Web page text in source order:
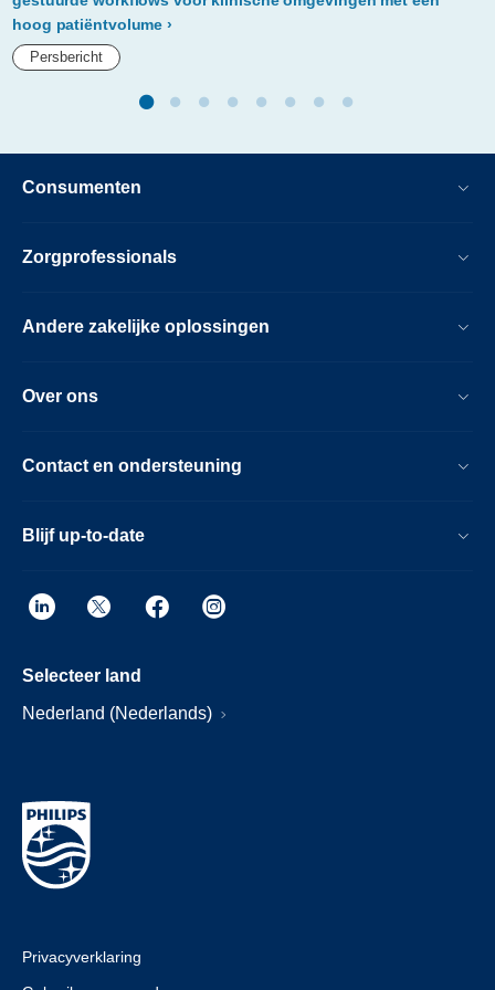
hoog patiëntvolume
Persbericht
Consumenten
Zorgprofessionals
Andere zakelijke oplossingen
Over ons
Contact en ondersteuning
Blijf up-to-date
Selecteer land
Nederland (Nederlands)
Privacyverklaring